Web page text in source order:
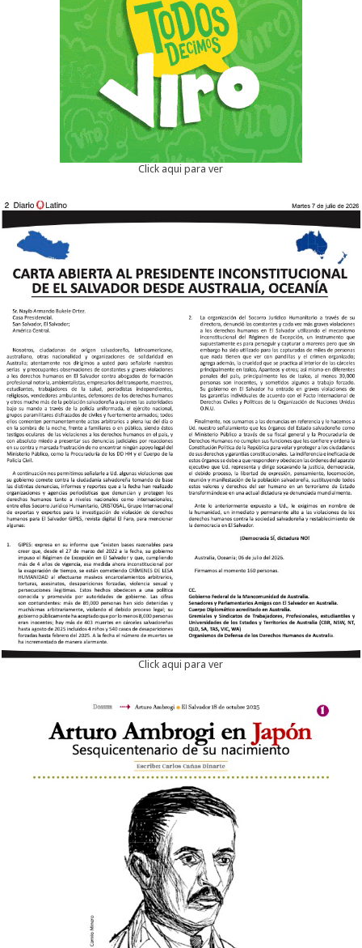
Click aqui para ver
Click aqui para ver